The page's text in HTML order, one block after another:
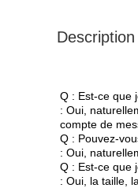
Q : Est-ce que
: Oui,
compte de
Q : Pouvez-
: Oui,
Q : Est-ce que
: Oui, la taille,